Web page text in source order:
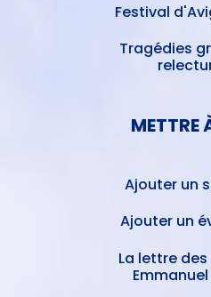
Festival
Tragédies
METTRE
Ajouter un
Ajouter un
La lettre